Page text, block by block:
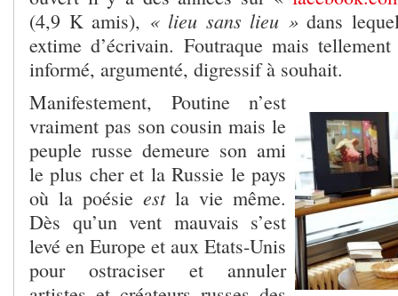
(4,9 K amis), « lieu sans lieu »dans
extime d’écrivain. Foutraque mais
informé, argumenté, digressif à souhait.
Manifestement, Poutine n’est
vraiment pas son cousin mais le
peuple russe demeure son ami
le plus cher et la Russie le pays
où la poésie estla vie même.
Dès qu’un vent mauvais s’est
levé en Europe et aux Etats-Unis
pour ostraciser et annuler